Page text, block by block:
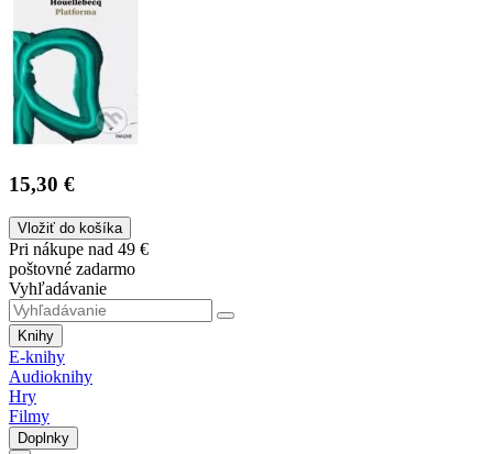
15,30 €
Vložiť do košíka
Pri nákupe nad 49 €
poštovné zadarmo
Vyhľadávanie
Knihy
E-knihy
Audioknihy
Hry
Filmy
Doplnky